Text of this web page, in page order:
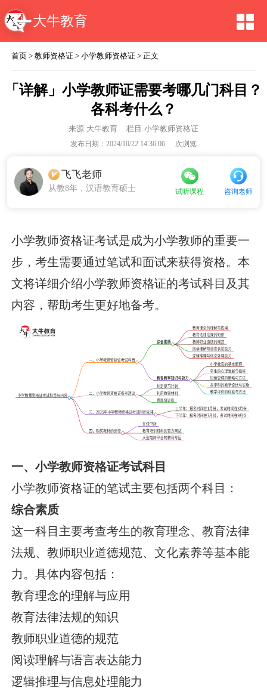
大牛教育
首页 >教师资格证 >小学教师资格证 > 正文
「详解」小学教师证需要考哪几门科目？
各科考什么？
来源:大牛教育 栏目:小学教师资格证
发布日期：2024/10/22 14:36:06 次浏览
飞飞老师
从教8年，汉语教育硕士 试听课程 咨询老师
小学教师资格证考试是成为小学教师的重要一
步，考生需要通过笔试和面试来获得资格。本
文将详细介绍小学教师资格证的考试科目及其
内容，帮助考生更好地备考。
一、小学教师资格证考试科目
小学教师资格证的笔试主要包括两个科目：
综合素质
这一科目主要考查考生的教育理念、教育法律
法规、教师职业道德规范、文化素养等基本能
力。具体内容包括：
教育理念的理解与应用
教育法律法规的知识
教师职业道德的规范
阅读理解与语言表达能力
逻辑推理与信息处理能力